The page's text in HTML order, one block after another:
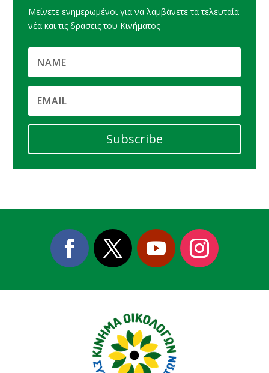
Μείνετε ενημερωμένοι για να λαμβάνετε τα τελευταία
νέα και τις δράσεις του Κινήματος
Subscribe